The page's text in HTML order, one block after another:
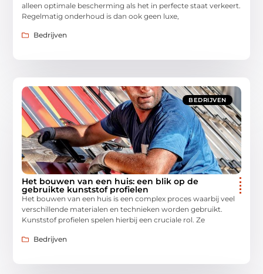
alleen optimale bescherming als het in perfecte staat verkeert.
Regelmatig onderhoud is dan ook geen luxe,
Bedrijven
BEDRIJVEN
Het bouwen van een huis: een blik op de
gebruikte kunststof profielen
Het bouwen van een huis is een complex proces waarbij veel
verschillende materialen en technieken worden gebruikt.
Kunststof profielen spelen hierbij een cruciale rol. Ze
Bedrijven